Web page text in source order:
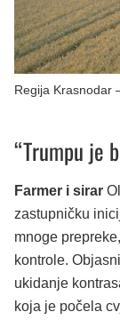
Regija Krasnodar
“Trumpu je
Farmer i sirar
zastupničku
mnoge
kontrole.
ukidanje
koja je počela